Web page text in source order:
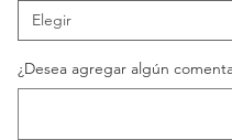
Elegir
¿Desea agregar algún